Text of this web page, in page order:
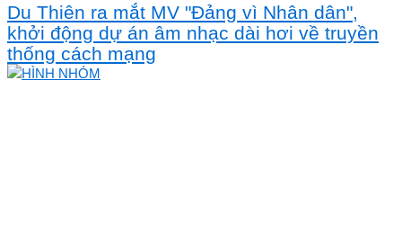
Du Thiên ra mắt MV "Đảng vì Nhân dân",
khởi động dự án âm nhạc dài hơi về truyền
thống cách mạng